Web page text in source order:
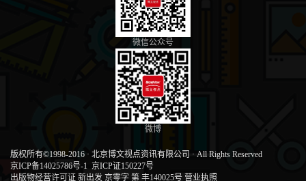
微信公众号
微博
版权所有©1998-2016 · 北京博文视点资讯有限公司 · All Rights Reserved
京ICP备14025786号-1 京ICP证150227号
出版物经营许可证 新出发 京零字 第 丰140025号 营业执照